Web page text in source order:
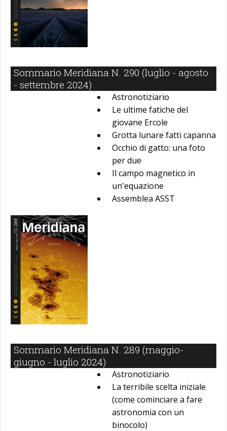
Sommario Meridiana N. 290 (luglio - agosto
- settembre 2024)
Astronotiziario
Le ultime fatiche del
giovane Ercole
Grotta lunare fatti capanna
Occhio di gatto: una foto
per due
Il campo magnetico in
un'equazione
Assemblea ASST
Sommario Meridiana N. 289 (maggio-
giugno - luglio 2024)
Astronotiziario
La terribile scelta iniziale
(come cominciare a fare
astronomia con un
binocolo)